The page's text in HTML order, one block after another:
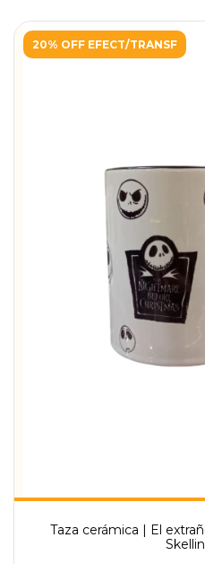
20% OFF EFECT/TRANSF
Taza cerámica | El